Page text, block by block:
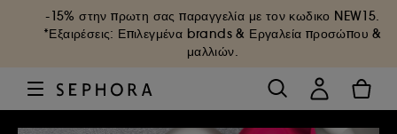
-15% στην πρωτη σας παραγγελία με τον κωδικο NEW15.
*Εξαιρέσεις: Επιλεγμένα brands & Εργαλεία προσώπου &
μαλλιών.